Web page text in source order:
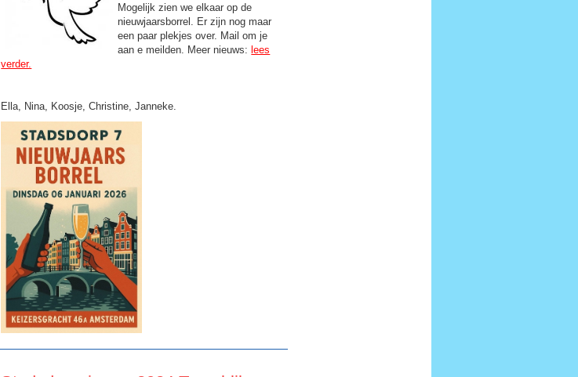
Mogelijk zien we elkaar op de
nieuwjaarsborrel. Er zijn nog maar
een paar plekjes over. Mail om je
aan e meilden. Meer nieuws:lees
verder.
Ella, Nina, Koosje, Christine, Janneke.